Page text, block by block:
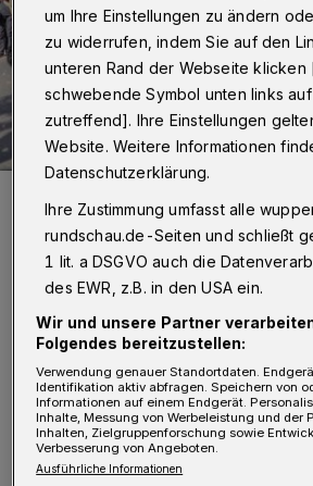
Foto: Wuppertaler Rundschau/Christoph Petersen
„Nach der Gegendemo zum
am Montag in Oberbarmen
Freude über den starken
zivilgesellschaftlichen
um Ihre Einstellungen zu ändern
zu widerrufen, indem Sie auf den
unteren Rand der Webseite klicken
schwebende Symbol unten links
zutreffend]. Ihre Einstellungen
Website. Weitere Informationen
Datenschutzerklärung.
Ihre Zustimmung umfasst alle
rundschau.de-Seiten und schließt
1 lit. a DSGVO auch die
des EWR, z.B. in den USA ein.
Wir und unsere Partner
Folgendes bereitzustellen:
Verwendung genauer Standortdaten.
Identifikation aktiv abfragen. Speichern von
Informationen auf einem Endgerät.
Inhalte, Messung von Werbeleistung und der
Inhalten, Zielgruppenforschung sowie
Verbesserung von Angeboten.
Ausführliche Informationen